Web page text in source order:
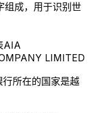
组成，用于识别世
AIA
LIMITED
所在的国家是越